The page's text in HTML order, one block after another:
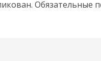
Обязательные